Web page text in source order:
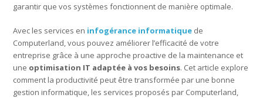
garantir que vos systèmes fonctionnent de manière optimale.
Avec les services en infogérance informatique de
Computerland, vous pouvez améliorer l’efficacité de votre
entreprise grâce à une approche proactive de la maintenance et
une optimisation IT adaptée à vos besoins. Cet article explore
comment la productivité peut être transformée par une bonne
gestion informatique, les services proposés par Computerland,